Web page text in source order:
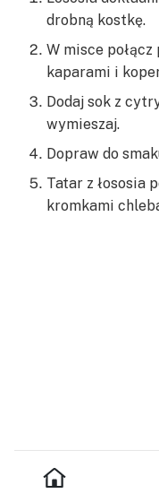
drobną kostkę.
W misce połącz
kaparami i
Dodaj sok z
wymieszaj.
Dopraw do
Tatar z łososia
kromkami